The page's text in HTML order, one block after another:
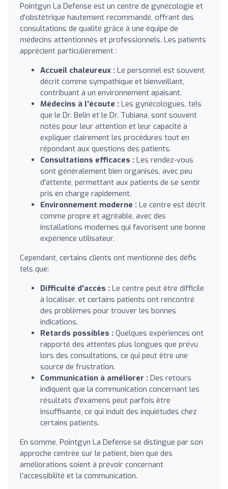
Pointgyn La Defense est un centre de gynécologie et
d'obstétrique hautement recommandé, offrant des
consultations de qualité grâce à une équipe de
médecins attentionnés et professionnels. Les patients
apprécient particulièrement :
Accueil chaleureux : Le personnel est souvent
décrit comme sympathique et bienveillant,
contribuant à un environnement apaisant.
Médecins à l'écoute : Les gynécologues, tels
que le Dr. Belin et le Dr. Tubiana, sont souvent
notés pour leur attention et leur capacité à
expliquer clairement les procédures tout en
répondant aux questions des patients.
Consultations efficaces : Les rendez-vous
sont généralement bien organisés, avec peu
d'attente, permettant aux patients de se sentir
pris en charge rapidement.
Environnement moderne : Le centre est décrit
comme propre et agréable, avec des
installations modernes qui favorisent une bonne
expérience utilisateur.
Cependant, certains clients ont mentionné des défis
tels que:
Difficulté d'accès : Le centre peut être difficile
à localiser, et certains patients ont rencontré
des problèmes pour trouver les bonnes
indications.
Retards possibles : Quelques expériences ont
rapporté des attentes plus longues que prévu
lors des consultations, ce qui peut être une
source de frustration.
Communication à améliorer : Des retours
indiquent que la communication concernant les
résultats d'examens peut parfois être
insuffisante, ce qui induit des inquiétudes chez
certains patients.
En somme, Pointgyn La Defense se distingue par son
approche centrée sur le patient, bien que des
améliorations soient à prévoir concernant
l'accessibilité et la communication.